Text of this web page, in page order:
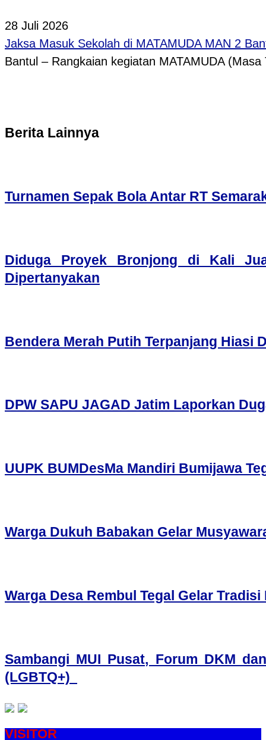
28 Juli 2026
Jaksa Masuk Sekolah di MATAMUDA MAN 2
Bantul – Rangkaian kegiatan MATAMUDA
Berita Lainnya
Turnamen Sepak Bola Antar RT
Diduga Proyek Bronjong di Kali
Dipertanyakan
Bendera Merah Putih Terpanjang Hiasi
DPW SAPU JAGAD Jatim Laporkan
UUPK BUMDesMa Mandiri Bumijawa
Warga Dukuh Babakan Gelar
Warga Desa Rembul Tegal Gelar
Sambangi MUI Pusat, Forum DKM
(LGBTQ+)
VISITOR